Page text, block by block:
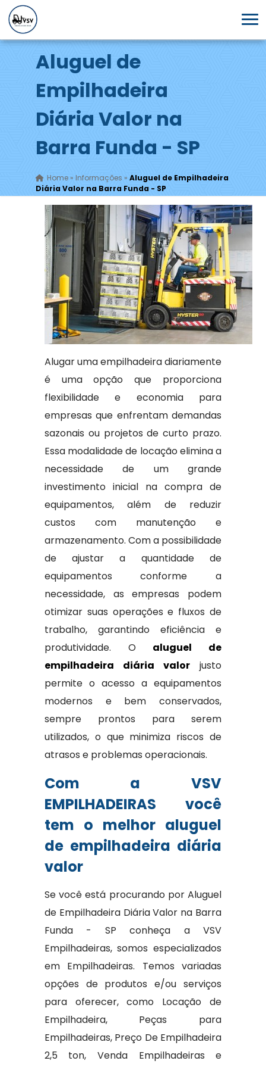
Aluguel de
Empilhadeira
Diária Valor na
Barra Funda - SP
Home» Informações » Aluguel de Empilhadeira
Diária Valor na Barra Funda - SP
Alugar uma empilhadeira diariamente
é uma opção que proporciona
flexibilidade e economia para
empresas que enfrentam demandas
sazonais ou projetos de curto prazo.
Essa modalidade de locação elimina a
necessidade de um grande
investimento inicial na compra de
equipamentos, além de reduzir
custos com manutenção e
armazenamento. Com a possibilidade
de ajustar a quantidade de
equipamentos conforme a
necessidade, as empresas podem
otimizar suas operações e fluxos de
trabalho, garantindo eficiência e
produtividade. O aluguel de
empilhadeira diária valor justo
permite o acesso a equipamentos
modernos e bem conservados,
sempre prontos para serem
utilizados, o que minimiza riscos de
atrasos e problemas operacionais.
Com a VSV
EMPILHADEIRAS você
tem o melhor aluguel
de empilhadeira diária
valor
Se você está procurando por Aluguel
de Empilhadeira Diária Valor na Barra
Funda - SP conheça a VSV
Empilhadeiras, somos especializados
em Empilhadeiras. Temos variadas
opções de produtos e/ou serviços
para oferecer, como Locação de
Empilhadeira, Peças para
Empilhadeiras, Preço De Empilhadeira
2,5 ton, Venda Empilhadeiras e